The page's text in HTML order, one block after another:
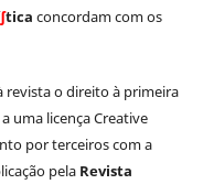
∫tica concordam com os
revista o direito à primeira
uma licença Creative
por terceiros com a
pela Revista